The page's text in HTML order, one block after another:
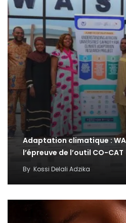
Adaptation climatique :
l’épreuve de l’outil CO-CAT
By Kossi Delali Adzika